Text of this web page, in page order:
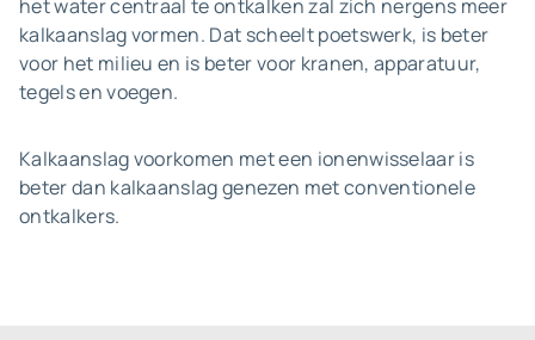
het water centraal te ontkalken zal zich nergens meer
kalkaanslag vormen. Dat scheelt poetswerk, is beter
voor het milieu en is beter voor kranen, apparatuur,
tegels en voegen.
Kalkaanslag voorkomen met een ionenwisselaar is
beter dan kalkaanslag genezen met conventionele
ontkalkers.